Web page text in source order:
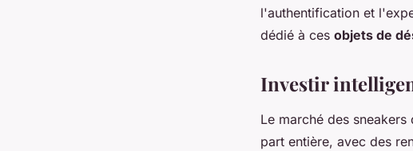
l'authentification et
dédié à ces objets de
Investir
Le marché des
part entière, avec des